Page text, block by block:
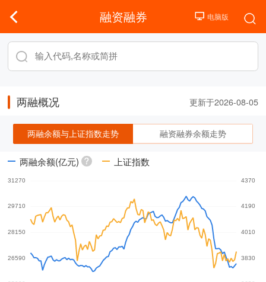
融资融券
两融概况 更新于2026-08-05
两融余额与上证指数走势 融资融券余额走势
两融余额(亿元) 上证指数